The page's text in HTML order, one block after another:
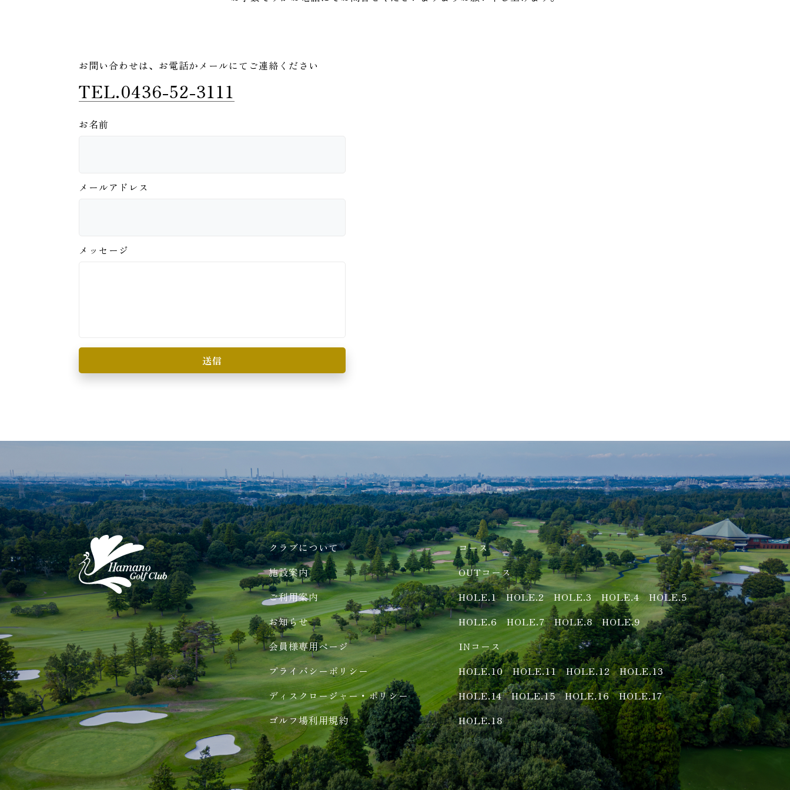
お問い合わせは、 お電話かメールにてご連絡ください
TEL.0436-52-3111
お名前
メールアドレス
メッセージ
クラブについて
施設案内
ご利用案内
お知らせ
会員様専用ページ
プライバシーポリシー
ディスクロージャー・ポリシー
ゴルフ場利用規約
コース
OUTコース
HOLE.1
HOLE.2 HOLE.3 HOLE.4
HOLE.5
HOLE.6
HOLE.7 HOLE.8
HOLE.9
INコース
HOLE.10
HOLE.11 HOLE.12
HOLE.13
HOLE.14
HOLE.15 HOLE.16
HOLE.17
HOLE.18